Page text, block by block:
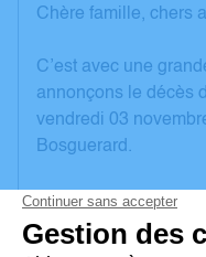
Chère famille, chers
C’est avec une
annonçons le décès
vendredi 03
Bosguerard.
Nous vous invitons à
vos condoléances,
une anecdote ou